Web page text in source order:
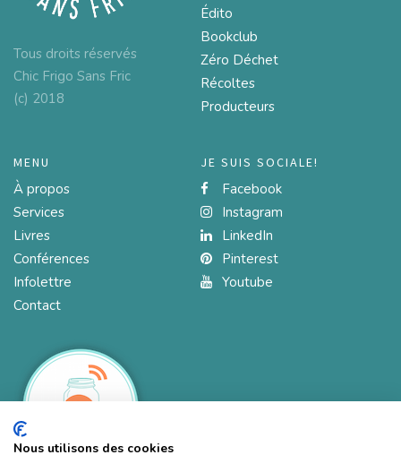
Tous droits réservés
Chic Frigo Sans Fric
(c) 2018
Édito
Bookclub
Zéro Déchet
Récoltes
Producteurs
MENU
À propos
Services
Livres
Conférences
Infolettre
Contact
JE SUIS SOCIALE!
Facebook
Instagram
LinkedIn
Pinterest
Youtube
Nous utilisons des cookies